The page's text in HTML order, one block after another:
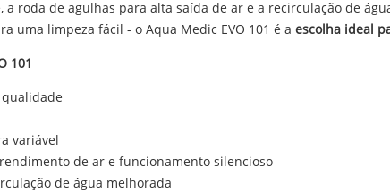
roda de agulhas para alta saída de ar e a recirculação de
uma limpeza fácil - o Aqua Medic EVO 101 é a escolha ideal
101
variável
de ar e funcionamento silencioso
de água melhorada